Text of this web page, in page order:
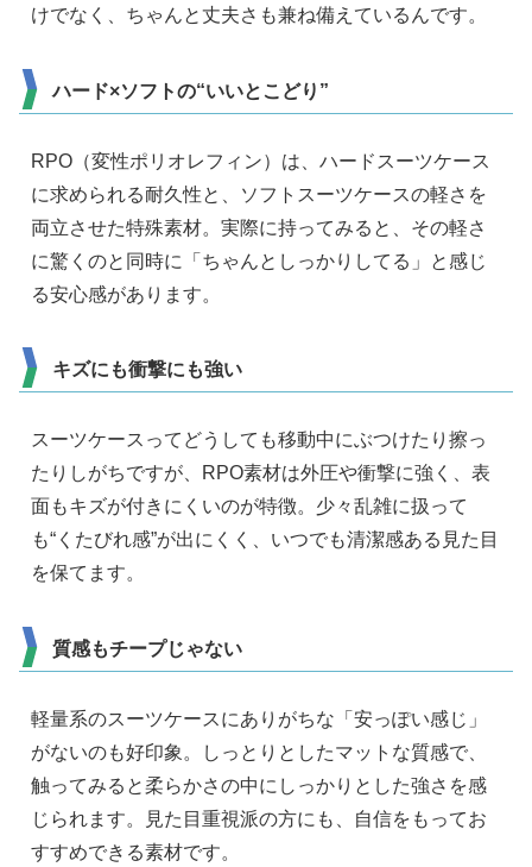
けでなく、ちゃんと丈夫さも兼ね備えているんです。
ハード×ソフトの“いいとこどり”
RPO（変性ポリオレフィン）は、ハードスーツケース
に求められる耐久性と、ソフトスーツケースの軽さを
両立させた特殊素材。実際に持ってみると、その軽さ
に驚くのと同時に「ちゃんとしっかりしてる」と感じ
る安心感があります。
キズにも衝撃にも強い
スーツケースってどうしても移動中にぶつけたり擦っ
たりしがちですが、RPO素材は外圧や衝撃に強く、表
面もキズが付きにくいのが特徴。少々乱雑に扱って
も“くたびれ感”が出にくく、いつでも清潔感ある見た目
を保てます。
質感もチープじゃない
軽量系のスーツケースにありがちな「安っぽい感じ」
がないのも好印象。しっとりとしたマットな質感で、
触ってみると柔らかさの中にしっかりとした強さを感
じられます。見た目重視派の方にも、自信をもってお
すすめできる素材です。